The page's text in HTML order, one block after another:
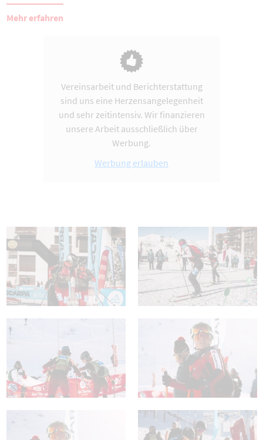
Mehr erfahren
Vereinsarbeit und Berichterstattung
sind uns eine Herzensangelegenheit
und sehr zeitintensiv. Wir finanzieren
unsere Arbeit ausschließlich über
Werbung.
Werbung erlauben